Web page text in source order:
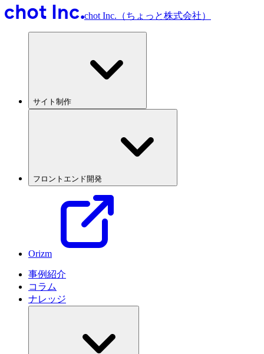
chot Inc.（ちょっと株式会社）
サイト制作
フロントエンド開発
Orizm
事例紹介
コラム
ナレッジ